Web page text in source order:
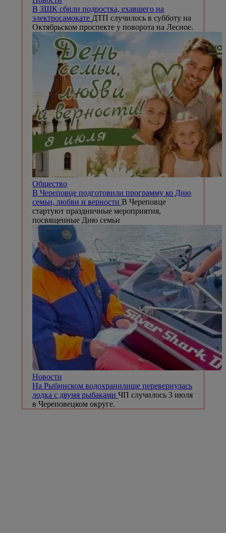
В ЗШК сбили подростка, ехавшего на
электросамокате ДТП случилось в субботу на
Октябрьском проспекте у поворота на Лесное.
Общество
В Череповце подготовили программу ко Дню
семьи, любви и верности В Череповце
стартуют праздничные мероприятия,
посвященные Дню семьи
Новости
На Рыбинском водохранилище перевернулась
лодка с двумя рыбаками ЧП случилось 3 июля
в Череповецком округе.